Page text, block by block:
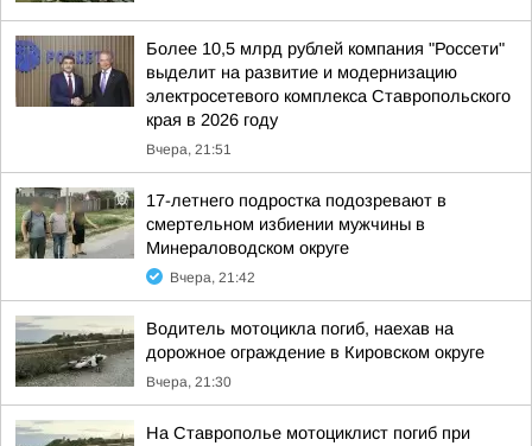
Более 10,5 млрд рублей компания "Россети"
выделит на развитие и модернизацию
электросетевого комплекса Ставропольского
края в 2026 году
Вчера, 21:51
17-летнего подростка подозревают в
смертельном избиении мужчины в
Минераловодском округе
Вчера, 21:42
Водитель мотоцикла погиб, наехав на
дорожное ограждение в Кировском округе
Вчера, 21:30
На Ставрополье мотоциклист погиб при